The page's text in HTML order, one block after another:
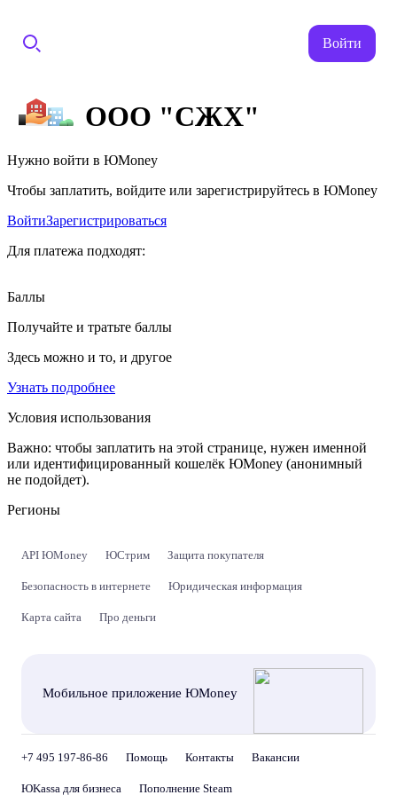
Войти
ООО "СЖХ"
Нужно войти в ЮMoney
Чтобы заплатить, войдите или зарегистрируйтесь в ЮMoney
ВойтиЗарегистрироваться
Для платежа подходят:
Баллы
Получайте и тратьте баллы
Здесь можно и то, и другое
Узнать подробнее
Условия использования
Важно: чтобы заплатить на этой странице, нужен именной
или идентифицированный кошелёк ЮMoney (анонимный
не подойдет).
Регионы
API ЮMoney ЮСтрим Защита покупателя
Безопасность в интернете Юридическая информация
Карта сайта Про деньги
Мобильное приложение ЮMoney
+7 495 197-86-86 Помощь Контакты Вакансии
ЮKassa для бизнеса Пополнение Steam